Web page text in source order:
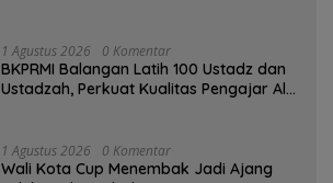
1 Agustus 2026 0 Komentar
BKPRMI Balangan Latih 100 Ustadz dan
Ustadzah, Perkuat Kualitas Pengajar Al-
1 Agustus 2026 0 Komentar
Wali Kota Cup Menembak Jadi Ajang